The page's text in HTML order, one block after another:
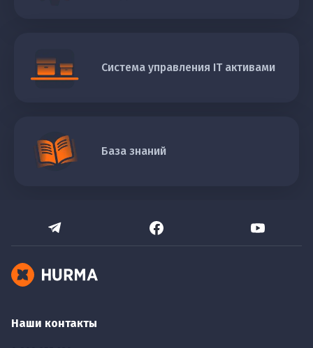
Система управления IT активами
База знаний
Наши контакты